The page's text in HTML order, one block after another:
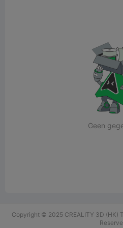
Geen
Copyright © 2025 CREALITY 3D (HK)